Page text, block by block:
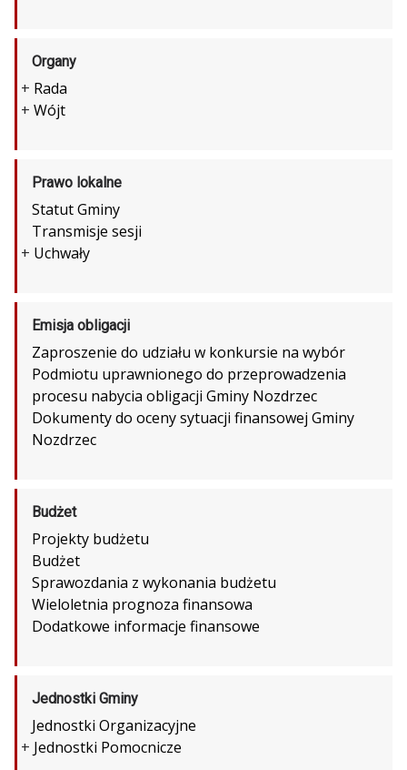
Organy
+ Rada
+ Wójt
Prawo lokalne
Statut Gminy
Transmisje sesji
+ Uchwały
Emisja obligacji
Zaproszenie do udziału w konkursie na wybór
Podmiotu uprawnionego do przeprowadzenia
procesu nabycia obligacji Gminy Nozdrzec
Dokumenty do oceny sytuacji finansowej Gminy
Nozdrzec
Budżet
Projekty budżetu
Budżet
Sprawozdania z wykonania budżetu
Wieloletnia prognoza finansowa
Dodatkowe informacje finansowe
Jednostki Gminy
Jednostki Organizacyjne
+ Jednostki Pomocnicze